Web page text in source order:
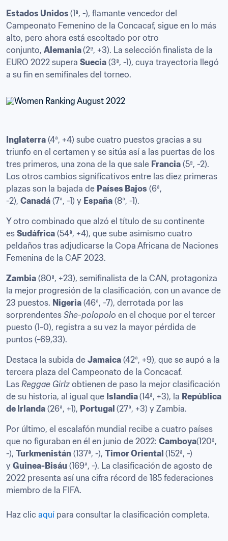
Estados Unidos (1ª, -), flamante vencedor del
Campeonato Femenino de la Concacaf, sigue en lo más
alto, pero ahora está escoltado por otro
conjunto, Alemania (2ª, +3). La selección finalista de la
EURO 2022 supera Suecia (3ª, -1), cuya trayectoria llegó
a su fin en semifinales del torneo.
Inglaterra (4ª, +4) sube cuatro puestos gracias a su
triunfo en el certamen y se sitúa así a las puertas de los
tres primeros, una zona de la que sale Francia (5ª, -2).
Los otros cambios significativos entre las diez primeras
plazas son la bajada de Países Bajos (6ª,
-2), Canadá (7ª, -1) y España (8ª, -1).
Y otro combinado que alzó el título de su continente
es Sudáfrica (54ª, +4), que sube asimismo cuatro
peldaños tras adjudicarse la Copa Africana de Naciones
Femenina de la CAF 2023.
Zambia (80ª, +23), semifinalista de la CAN, protagoniza
la mejor progresión de la clasificación, con un avance de
23 puestos. Nigeria (46ª, -7), derrotada por las
sorprendentes She-polopolo en el choque por el tercer
puesto (1-0), registra a su vez la mayor pérdida de
puntos (-69,33).
Destaca la subida de Jamaica (42ª, +9), que se aupó a la
tercera plaza del Campeonato de la Concacaf.
Las Reggae Girlz obtienen de paso la mejor clasificación
de su historia, al igual que Islandia (14ª, +3), la República
de Irlanda (26ª, +1), Portugal (27ª, +3) y Zambia.
Por último, el escalafón mundial recibe a cuatro países
que no figuraban en él en junio de 2022: Camboya(120ª,
-), Turkmenistán (137ª, -), Timor Oriental (152ª, -)
y Guinea-Bisáu (169ª, -). La clasificación de agosto de
2022 presenta así una cifra récord de 185 federaciones
miembro de la FIFA.
Haz clic aquí para consultar la clasificación completa.